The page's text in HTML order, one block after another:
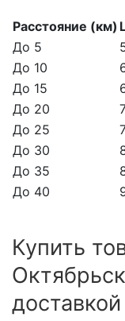
Расстояние (км)
До 5
До 10
До 15
До 20
До 25
До 30
До 35
До 40
Купить